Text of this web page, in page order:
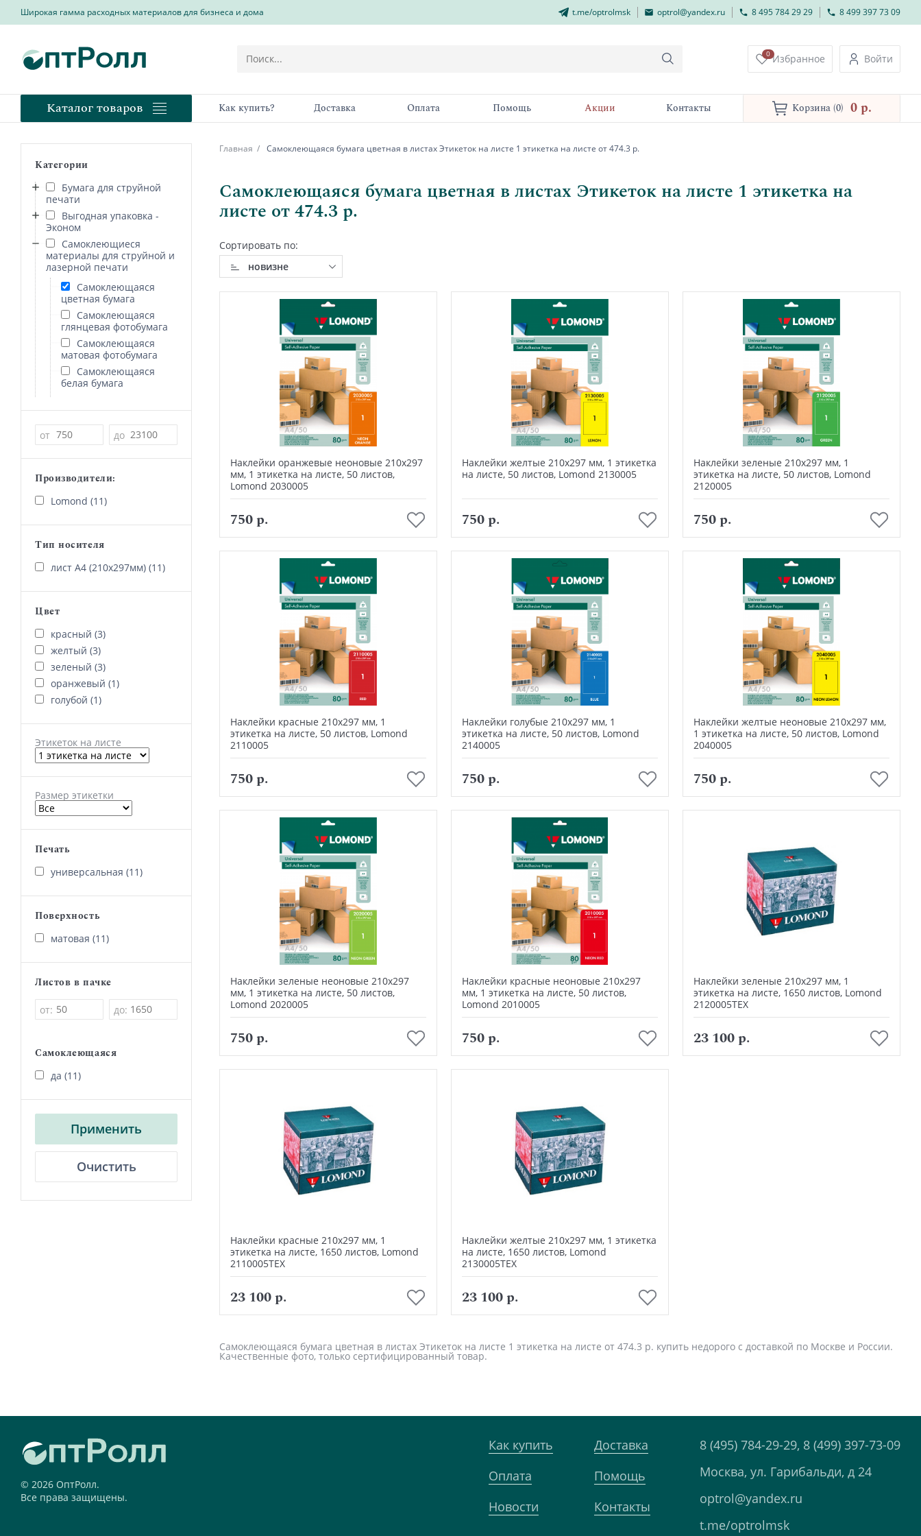
Широкая гамма расходных материалов для бизнеса и дома t.me/optrolmsk optrol@yandex.ru 8 495 784 29 29 8 499 397 73 09
0 Избранное Войти
Каталог товаров Как купить? Доставка Оплата Помощь Акции Контакты Корзина (0) 0 p.
Категории
Бумага для струйной
печати
Выгодная упаковка -
Эконом
Самоклеющиеся
материалы для струйной и
лазерной печати
Самоклеющаяся
цветная бумага
Самоклеющаяся
глянцевая фотобумага
Самоклеющаяся
матовая фотобумага
Самоклеющаяся
белая бумага
Цена
от до
Производители:
Lomond (11)
Тип носителя
лист А4 (210х297мм) (11)
Цвет
красный (3)
желтый (3)
зеленый (3)
оранжевый (1)
голубой (1)
Этикеток на листе
Размер этикетки
Печать
универсальная (11)
Поверхность
матовая (11)
Листов в пачке
от: до:
Самоклеющаяся
да (11)
Применить
Очистить
Главная Самоклеющаяся бумага цветная в листах Этикеток на листе 1 этикетка на листе от 474.3 р.
Самоклеющаяся бумага цветная в листах Этикеток на листе 1 этикетка на
листе от 474.3 р.
Сортировать по:
новизне
Наклейки оранжевые неоновые 210х297
мм, 1 этикетка на листе, 50 листов,
Lomond 2030005
750 р.
Наклейки желтые 210х297 мм, 1 этикетка
на листе, 50 листов, Lomond 2130005
750 р.
Наклейки зеленые 210х297 мм, 1
этикетка на листе, 50 листов, Lomond
2120005
750 р.
Наклейки красные 210х297 мм, 1
этикетка на листе, 50 листов, Lomond
2110005
750 р.
Наклейки голубые 210х297 мм, 1
этикетка на листе, 50 листов, Lomond
2140005
750 р.
Наклейки желтые неоновые 210х297 мм,
1 этикетка на листе, 50 листов, Lomond
2040005
750 р.
Наклейки зеленые неоновые 210х297
мм, 1 этикетка на листе, 50 листов,
Lomond 2020005
750 р.
Наклейки красные неоновые 210х297
мм, 1 этикетка на листе, 50 листов,
Lomond 2010005
750 р.
Наклейки зеленые 210х297 мм, 1
этикетка на листе, 1650 листов, Lomond
2120005ТЕХ
23 100 р.
Наклейки красные 210х297 мм, 1
этикетка на листе, 1650 листов, Lomond
2110005ТЕХ
23 100 р.
Наклейки желтые 210х297 мм, 1 этикетка
на листе, 1650 листов, Lomond
2130005ТЕХ
23 100 р.
Самоклеющаяся бумага цветная в листах Этикеток на листе 1 этикетка на листе от 474.3 р. купить недорого с доставкой по Москве и России.
Качественные фото, только сертифицированный товар.
© 2026 ОптРолл.
Все права защищены.
Как купить
Доставка
Оплата
Помощь
Новости
Контакты
8 (495) 784-29-29, 8 (499) 397-73-09
Москва, ул. Гарибальди, д 24
optrol@yandex.ru
t.me/optrolmsk